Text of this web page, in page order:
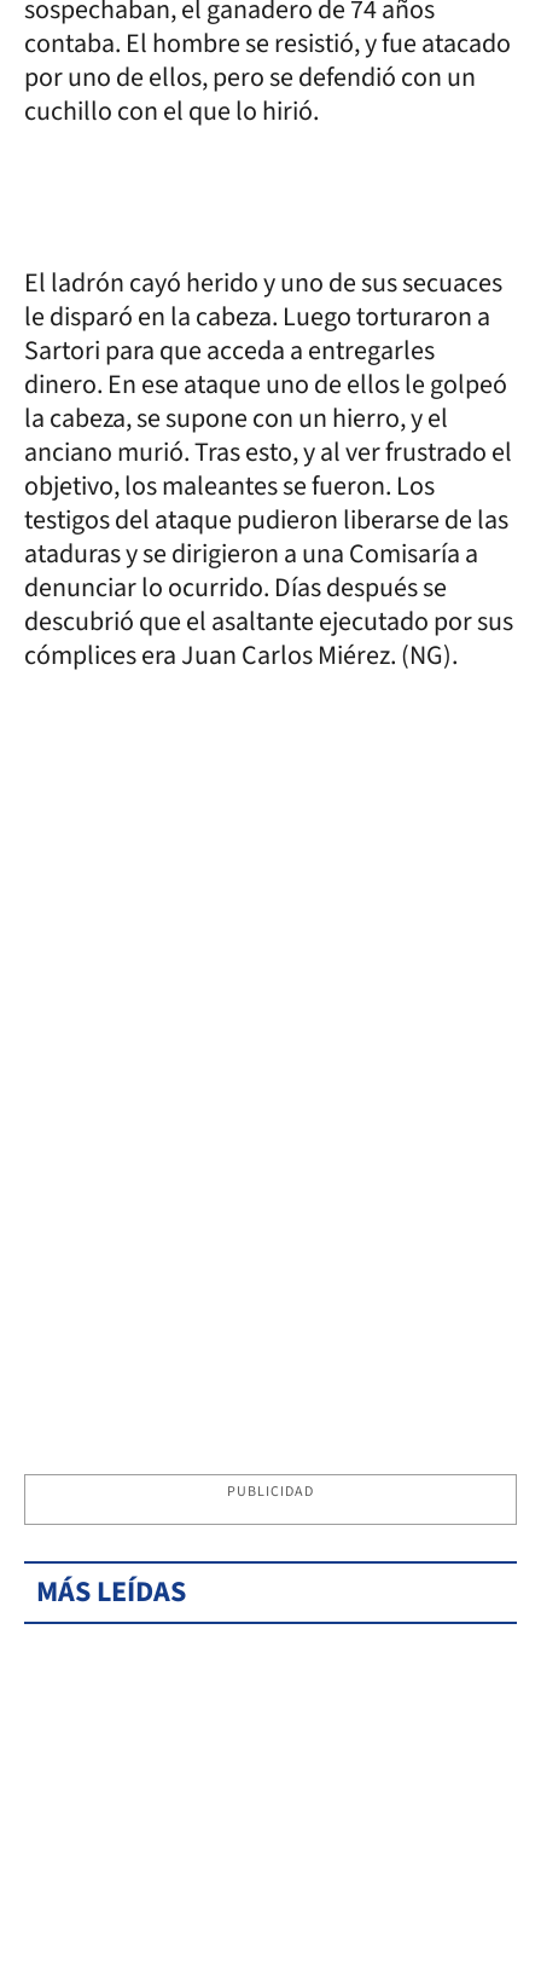
sospechaban, el ganadero de 74 años
contaba. El hombre se resistió, y fue atacado
por uno de ellos, pero se defendió con un
cuchillo con el que lo hirió.
El ladrón cayó herido y uno de sus secuaces
le disparó en la cabeza. Luego torturaron a
Sartori para que acceda a entregarles
dinero. En ese ataque uno de ellos le golpeó
la cabeza, se supone con un hierro, y el
anciano murió. Tras esto, y al ver frustrado el
objetivo, los maleantes se fueron. Los
testigos del ataque pudieron liberarse de las
ataduras y se dirigieron a una Comisaría a
denunciar lo ocurrido. Días después se
descubrió que el asaltante ejecutado por sus
cómplices era Juan Carlos Miérez. (NG).
PUBLICIDAD
MÁS LEÍDAS